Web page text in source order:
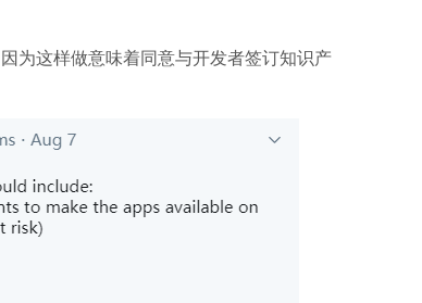
为这样做意味着同意与开发者签订知识产